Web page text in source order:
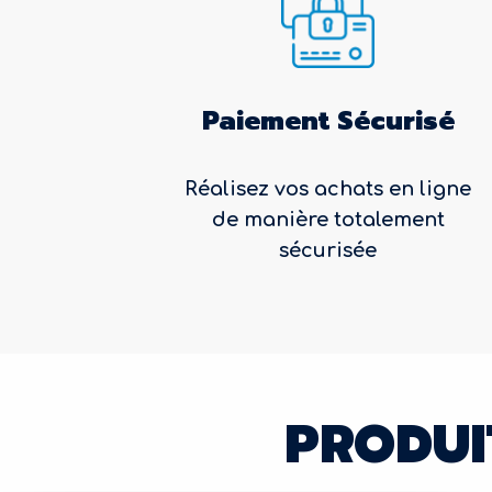
Paiement Sécurisé
Réalisez vos achats en ligne
de manière totalement
sécurisée